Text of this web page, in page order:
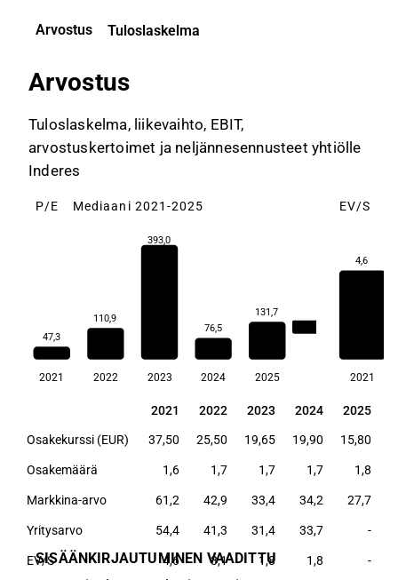
Arvostus Tuloslaskelma
Arvostus
Tuloslaskelma, liikevaihto, EBIT,
arvostuskertoimet ja neljännesennusteet yhtiölle
Inderes
P/E Mediaani 2021-2025
47,3
110,9
393,0
76,5
131,7
2021 2022 2023 2024 2025
EV/S
4,6
2021
2021 2022 2023 2024 2025
2021 2022 2023 2024 2025
Osakekurssi (EUR) 37,50 25,50 19,65 19,90 15,80
Osakemäärä 1,6 1,7 1,7 1,7 1,8
Markkina-arvo 61,2 42,9 33,4 34,2 27,7
Yritysarvo 54,4 41,3 31,4 33,7 -
EV/S 4,6 3,1 1,8 1,8 -
SISÄÄNKIRJAUTUMINEN VAADITTU